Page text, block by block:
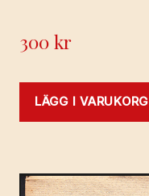
300kr
LÄGG I VARUKORG